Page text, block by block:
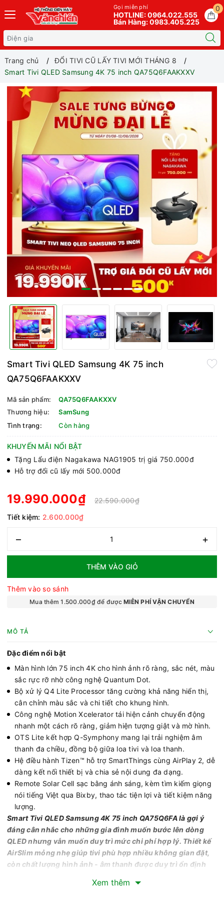
0
Gọi miễn phí
HOTLINE: 0964.022.555
Bán Hàng: 0983.405.225
Trang chủ
ĐỔI TIVI CŨ LẤY TIVI MỚI THÁNG 8
Smart Tivi QLED Samsung 4K 75 inch QA75Q6FAAKXXV
Smart Tivi QLED Samsung 4K 75 inch
QA75Q6FAAKXXV
Mã sản phẩm:
QA75Q6FAAKXXV
Thương hiệu:
SamSung
Tình trạng:
Còn hàng
KHUYẾN MÃI NỔI BẬT
Tặng Lẩu điện Nagakawa NAG1905 trị giá 750.000đ
Hỗ trợ đổi cũ lấy mới 500.000đ
19.990.000₫
22.590.000₫
Tiết kiệm: 2.600.000₫
– +
THÊM VÀO GIỎ
Thêm vào so sánh
Mua thêm 1.500.000₫ để đượcMIỄN PHÍ VẬN CHUYỂN
MÔ TẢ
Đặc điểm nổi bật
Màn hình lớn 75 inch 4K cho hình ảnh rõ ràng, sắc nét, màu
sắc rực rỡ nhờ công nghệ Quantum Dot.
Bộ xử lý Q4 Lite Processor tăng cường khả năng hiển thị,
cân chỉnh màu sắc và chi tiết cho khung hình.
Công nghệ Motion Xcelerator tái hiện cảnh chuyển động
nhanh một cách rõ ràng, giảm hiện tượng giật và mờ hình.
OTS Lite kết hợp Q-Symphony mang lại trải nghiệm âm
thanh đa chiều, đồng bộ giữa loa tivi và loa thanh.
Hệ điều hành Tizen™ hỗ trợ SmartThings cùng AirPlay 2, dễ
dàng kết nối thiết bị và chia sẻ nội dung đa dạng.
Remote Solar Cell sạc bằng ánh sáng, kèm tìm kiếm giọng
nói tiếng Việt qua Bixby, thao tác tiện lợi và tiết kiệm năng
lượng.
Smart Tivi QLED Samsung 4K 75 inch QA75Q6FA là gợi ý
đáng cân nhắc cho những gia đình muốn bước lên dòng
QLED nhưng vẫn muốn duy trì mức chi phí hợp lý. Thiết kế
AirSlim mỏng nhẹ giúp tivi phù hợp nhiều không gian đặt,
còn chất lượng hình ảnh - âm thanh được duy trì ổn định
các tính năng kết nối thông minh, thiết bị đáp ứng trọn vẹn
Xem thêm